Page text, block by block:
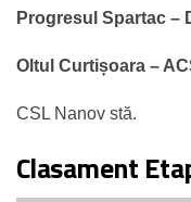
Progresul Spartac –
Oltul Curtișoara –
CSL Nanov stă.
Clasament